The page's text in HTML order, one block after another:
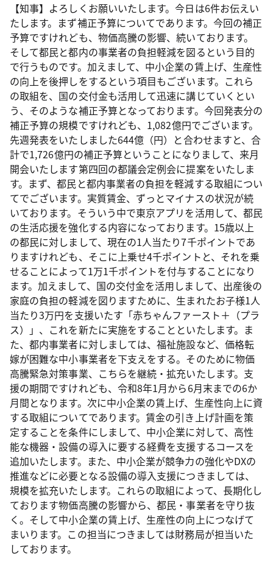
【知事】よろしくお願いいたします。今日は6件お伝えい
たします。まず補正予算についてであります。今回の補正
予算ですけれども、物価高騰の影響、続いております。
そして都民と都内の事業者の負担軽減を図るという目的
で行うものです。加えまして、中小企業の賃上げ、生産性
の向上を後押しをするという項目もございます。これら
の取組を、国の交付金も活用して迅速に講じていくとい
う、そのような補正予算となっております。今回発表分の
補正予算の規模ですけれども、1,082億円でございます。
先週発表をいたしました644億（円）と合わせますと、合
計で1,726億円の補正予算ということになりまして、来月
開会いたします第四回の都議会定例会に提案をいたしま
す。まず、都民と都内事業者の負担を軽減する取組につい
てでございます。実質賃金、ずっとマイナスの状況が続
いております。そういう中で東京アプリを活用して、都民
の生活応援を強化する内容になっております。15歳以上
の都民に対しまして、現在の1人当たり7千ポイントであ
りますけれども、そこに上乗せ4千ポイントと、それを乗
せることによって1万1千ポイントを付与することになり
ます。加えまして、国の交付金を活用しまして、出産後の
家庭の負担の軽減を図りますために、生まれたお子様1人
当たり3万円を支援いたす「赤ちゃんファースト＋（プラ
ス）」、これを新たに実施をすることといたします。ま
た、都内事業者に対しましては、福祉施設など、価格転
嫁が困難な中小事業者を下支えをする。そのために物価
高騰緊急対策事業、こちらを継続・拡充いたします。支
援の期間ですけれども、令和8年1月から6月末までの6か
月間となります。次に中小企業の賃上げ、生産性向上に資
する取組についてであります。賃金の引き上げ計画を策
定することを条件にしまして、中小企業に対して、高性
能な機器・設備の導入に要する経費を支援するコースを
追加いたします。また、中小企業が競争力の強化やDXの
推進などに必要となる設備の導入支援につきましては、
規模を拡充いたします。これらの取組によって、長期化し
ております物価高騰の影響から、都民・事業者を守り抜
く。そして中小企業の賃上げ、生産性の向上につなげて
まいります。この担当につきましては財務局が担当いた
しております。